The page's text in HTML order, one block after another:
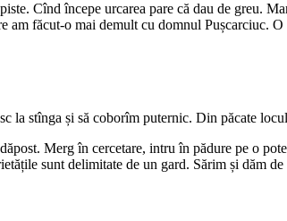
Cînd începe urcarea pare că dau de greu.
am făcut-o mai demult cu domnul Pușcarciuc.
la stînga și să coborîm puternic. Din păcate
Merg în cercetare, intru în pădure pe o
sunt delimitate de un gard. Sărim și dăm de